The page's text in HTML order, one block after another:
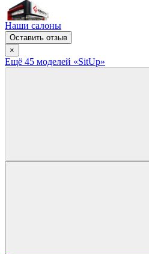
Наши салоны
Оставить отзыв
×
Ещё 45 моделей «SitUp»